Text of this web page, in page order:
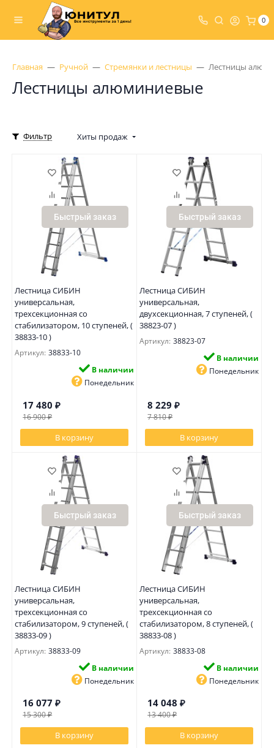
0
Главная Ручной Стремянки и лестницы Лестницы
Лестницы алюминиевые
Фильтр Хиты продаж
Быстрый заказ
Лестница СИБИН
универсальная,
трехсекционная со
стабилизатором, 10 ступеней, (
38833-10 )
Артикул: 38833-10
В наличии
Понедельник
17 480 ₽
16 900₽
В корзину
Быстрый заказ
Лестница СИБИН
универсальная,
двухсекционная, 7 ступеней, (
38823-07 )
Артикул: 38823-07
В наличии
Понедельник
8 229 ₽
7 810₽
В корзину
Быстрый заказ
Лестница СИБИН
универсальная,
трехсекционная со
стабилизатором, 9 ступеней, (
38833-09 )
Артикул: 38833-09
В наличии
Понедельник
16 077 ₽
15 300₽
В корзину
Быстрый заказ
Лестница СИБИН
универсальная,
трехсекционная со
стабилизатором, 8 ступеней, (
38833-08 )
Артикул: 38833-08
В наличии
Понедельник
14 048 ₽
13 400₽
В корзину